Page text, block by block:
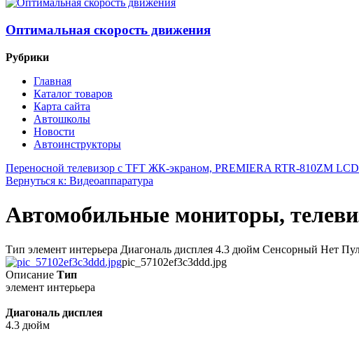
Оптимальная скорость движения
Рубрики
Главная
Каталог товаров
Карта сайта
Автошколы
Новости
Автоинструкторы
Переносной телевизор с TFT ЖК-экраном, PREMIERA RTR-810ZM
Вернуться к: Видеоаппаратура
Автомобильные мониторы,
Тип элемент интерьера Диагональ дисплея 4.3 дюйм Сенсорный Нет
pic_57102ef3c3ddd.jpg
Описание Тип
элемент интерьера
Диагональ дисплея
4.3 дюйм